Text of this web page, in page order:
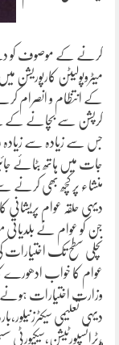
کرنے کے موصوف کو
میٹروپولیٹن
کے انتظام و
کرپشن سے بچانے کے
جس سے زیادہ سے زیادہ
جات میں ہاتھ بٹائے
منشاء پر کچھ بھی
دیہی حلقہ عوام پریشانی
جن کو عوام نے بلدیاتی
نچلی سطح تک اختیارات
عوام کا خواب ادھورے کا
وزارت اختیارات
دیہی تعلیمی